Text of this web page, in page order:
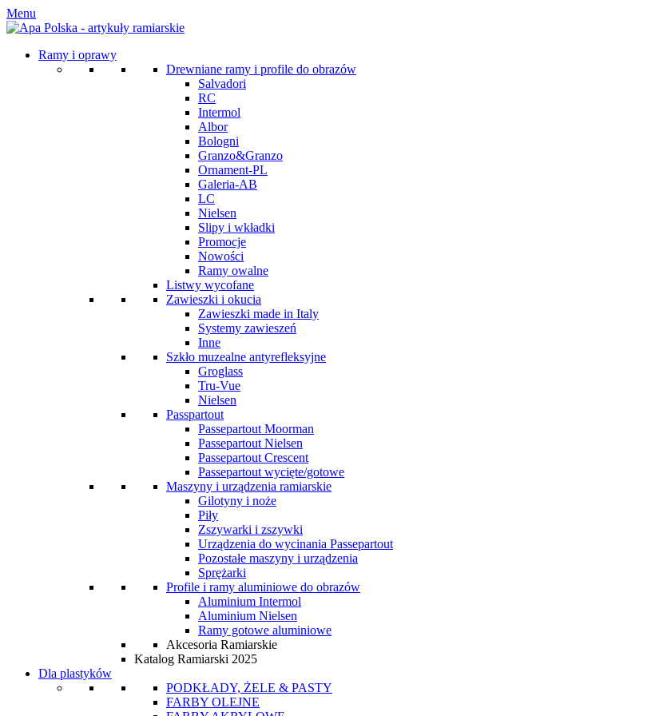
Menu
Ramy i oprawy
Drewniane ramy i profile do obrazów
Salvadori
RC
Intermol
Albor
Bologni
Granzo&Granzo
Ornament-PL
Galeria-AB
LC
Nielsen
Slipy i wkładki
Promocje
Nowości
Ramy owalne
Listwy wycofane
Zawieszki i okucia
Zawieszki made in Italy
Systemy zawieszeń
Inne
Szkło muzealne antyrefleksyjne
Groglass
Tru-Vue
Nielsen
Passpartout
Passepartout Moorman
Passepartout Nielsen
Passepartout Crescent
Passepartout wycięte/gotowe
Maszyny i urządzenia ramiarskie
Gilotyny i noże
Piły
Zszywarki i zszywki
Urządzenia do wycinania Passepartout
Pozostałe maszyny i urządzenia
Sprężarki
Profile i ramy aluminiowe do obrazów
Aluminium Intermol
Aluminium Nielsen
Ramy gotowe aluminiowe
Akcesoria Ramiarskie
Katalog Ramiarski 2025
Dla plastyków
PODKŁADY, ŻELE & PASTY
FARBY OLEJNE